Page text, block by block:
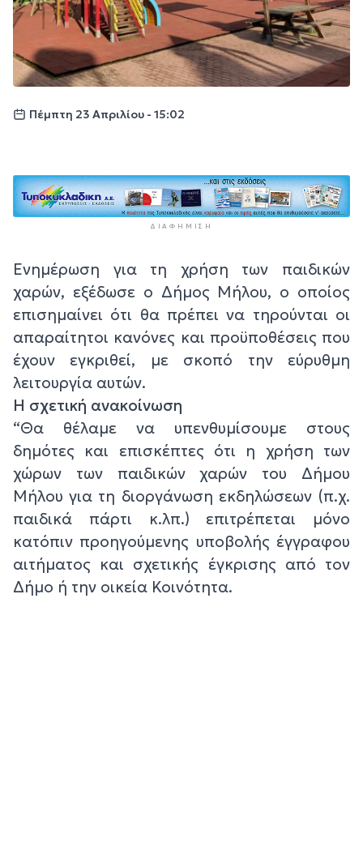
Πέμπτη 23 Απριλίου - 15:02
ΔΙΑΦΉΜΙΣΗ
Ενημέρωση για τη χρήση των παιδικών
χαρών, εξέδωσε ο Δήμος Μήλου, ο οποίος
επισημαίνει ότι θα πρέπει να τηρούνται οι
απαραίτητοι κανόνες και προϋποθέσεις που
έχουν εγκριθεί, με σκοπό την εύρυθμη
λειτουργία αυτών.
Η σχετική ανακοίνωση
“Θα θέλαμε να υπενθυμίσουμε στους
δημότες και επισκέπτες ότι η χρήση των
χώρων των παιδικών χαρών του Δήμου
Μήλου για τη διοργάνωση εκδηλώσεων (π.χ.
παιδικά πάρτι κ.λπ.) επιτρέπεται μόνο
κατόπιν προηγούμενης υποβολής έγγραφου
αιτήματος και σχετικής έγκρισης από τον
Δήμο ή την οικεία Κοινότητα.